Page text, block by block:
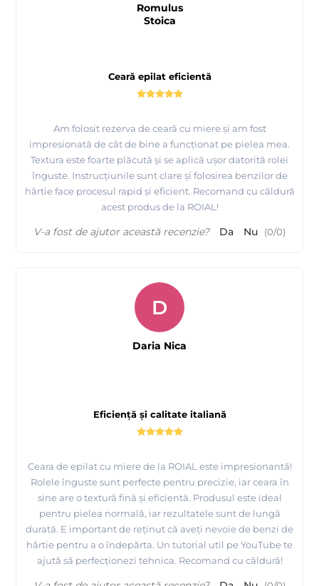
Ceară epilat eficientă
Am folosit rezerva de ceară cu miere și am fost
impresionată de cât de bine a funcționat pe pielea mea.
Textura este foarte plăcută și se aplică ușor datorită rolei
înguste. Instrucțiunile sunt clare și folosirea benzilor de
hârtie face procesul rapid și eficient. Recomand cu căldură
acest produs de la ROIAL!
Romulus
Stoica
V-a fost de ajutor această recenzie? Da Nu (0/0)
Eficiență și calitate italiană
Ceara de epilat cu miere de la ROIAL este impresionantă!
Rolele înguste sunt perfecte pentru precizie, iar ceara în
sine are o textură fină și eficientă. Produsul este ideal
pentru pielea normală, iar rezultatele sunt de lungă
durată. E important de reținut că aveți nevoie de benzi de
hârtie pentru a o îndepărta. Un tutorial util pe YouTube te
ajută să perfecționezi tehnica. Recomand cu căldură!
D
Daria Nica